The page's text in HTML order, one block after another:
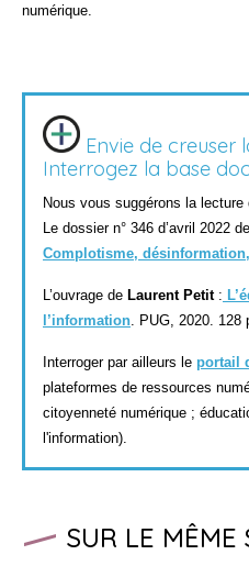
numérique.
Envie de creuser
Interrogez la base
Nous vous suggérons la
Le dossier n° 346 d’avril 2022
Complotisme,
L’ouvrage de Laurent Petit:
l’information . PUG, 2020. 128
Interroger par ailleurs le portail
plateformes de ressources
citoyenneté numérique ;
l'information).
SUR LE MÊME